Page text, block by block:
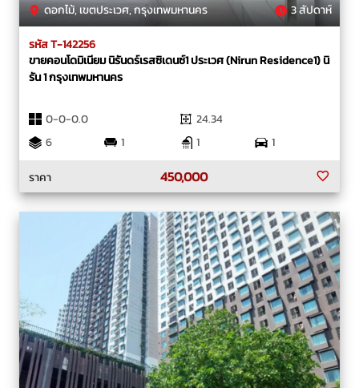
ดอกไม้, เขตประเวศ, กรุงเทพมหานคร 3 สัปดาห์
รหัส T-142256
ขายคอนโดมิเนียม นิรันดร์เรสซิเดนซ์1 ประเวศ (Nirun Residence1) นิ
รัน 1 กรุงเทพมหานคร
0-0-0.0
24.34
6
1 1
1
ราคา
450,000